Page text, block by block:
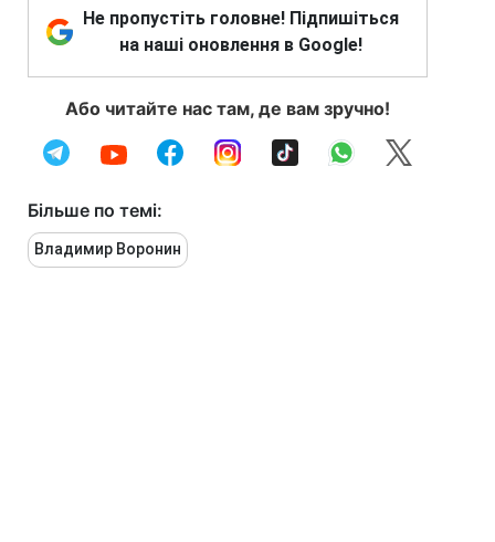
Не пропустіть головне! Підпишіться
на наші оновлення в Google!
Або читайте нас там, де вам зручно!
Більше по темі:
Владимир Воронин